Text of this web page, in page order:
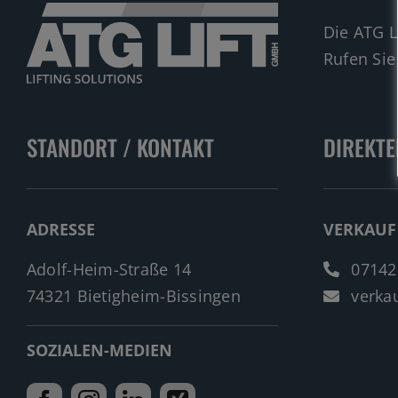
Die ATG
Rufen
STANDORT / KONTAKT
ADRESSE
Adolf-Heim-Straße 14
74321 Bietigheim-Bissingen
SOZIALEN-MEDIEN
VERKAUF